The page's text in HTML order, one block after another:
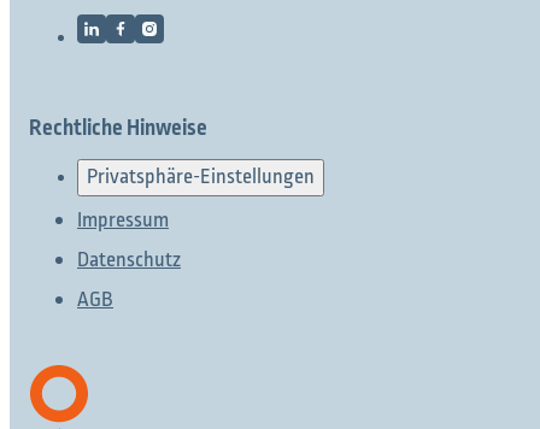
Rechtliche Hinweise
Privatsphäre-Einstellungen
Impressum
Datenschutz
AGB